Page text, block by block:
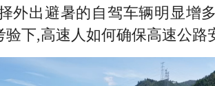
外出避暑的自驾车辆明显增
验下,高速人如何确保高速公路